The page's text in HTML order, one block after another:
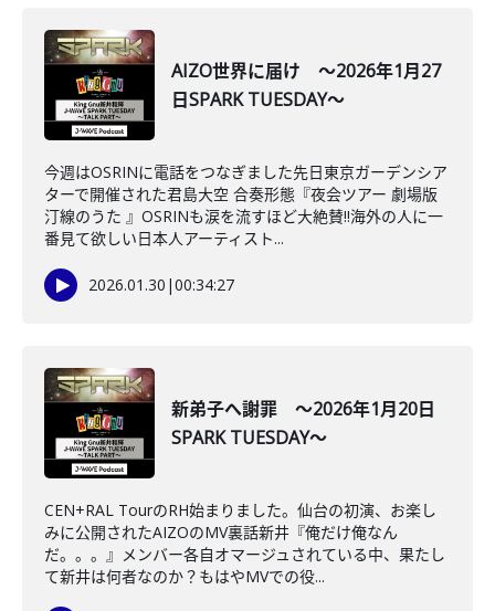
AIZO世界に届け ～2026年1月27
日SPARK TUESDAY～
今週はOSRINに電話をつなぎました先日東京ガーデンシア
ターで開催された君島大空 合奏形態『夜会ツアー 劇場版
汀線のうた 』OSRINも涙を流すほど大絶賛‼海外の人に一
番見て欲しい日本人アーティスト...
2026.01.30 |00:34:27
新弟子へ謝罪 ～2026年1月20日
SPARK TUESDAY～
CEN+RAL TourのRH始まりました。仙台の初演、お楽し
みに公開されたAIZOのMV裏話新井『俺だけ俺なん
だ。。。』メンバー各自オマージュされている中、果たし
て新井は何者なのか？もはやMVでの役...